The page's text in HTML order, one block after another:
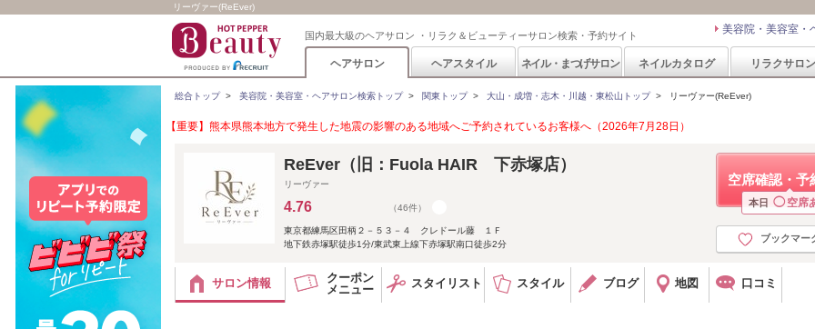
リーヴァー(ReEver)
国内最大級のヘアサロン ・リラク＆ビューティーサロン検索・予約サイト 美容院・美容室・
ヘアサロン ヘアスタイル ネイル・まつげサロン ネイルカタログ リラクサロン
総合トップ> 美容院・美容室・ヘアサロン検索トップ> 関東トップ> 大山・成増・志木・川越・東松山トップ> リーヴァー(ReEver)
【重要】熊本県熊本地方で発生した地震の影響のある地域へご予約されているお客様へ（2026年7月28日）
空席確認・予
本日 ◯ 空席
ブックマー
ReEver（旧：Fuola HAIR 下赤塚店）
リーヴァー
4.76 （46件）
東京都練馬区田柄２－５３－４ クレドール藤 １Ｆ
地下鉄赤塚駅徒歩1分/東武東上線下赤塚駅南口徒歩2分
サロン情報
クーポン
メニュー
スタイリスト スタイル ブログ 地図 口コミ